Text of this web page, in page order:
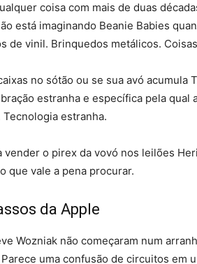
coisa com mais de duas
está imaginando Beanie Babies
de vinil. Brinquedos metálicos.
no sótão ou se sua avó acumula
estranha e específica pela qual
Tecnologia estranha.
vender o pirex da vovó nos leilões
que vale a pena procurar.
da Apple
Wozniak não começaram num
uma confusão de circuitos em